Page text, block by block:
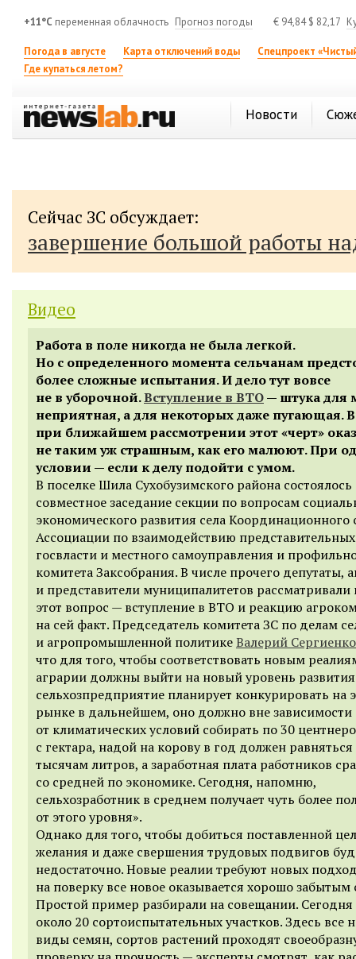
+11°C переменная облачность Прогноз погоды € 94,84$ 82,17
Погода в августе Карта отключений воды
Спецпроект
Где купаться летом?
Новости
Сейчас ЗС обсуждает:
завершение большой работы
Видео
Работа в поле никогда не была легкой.
Но с определенного момента сельчанам
более сложные испытания. И дело тут вовсе
не в уборочной.Вступление в ВТО— штука для
неприятная, а для некоторых даже пугающая.
при ближайшем рассмотрении этот «черт»
не таким уж страшным, как его малюют. При
условии — если к делу подойти с умом.
В поселке Шила Сухобузимского района состоялось
совместное заседание секции по вопросам
экономического развития села Координационного
Ассоциации по взаимодействию
госвласти и местного самоуправления и
комитета Заксобрания. В числе прочего депутаты,
и представители муниципалитетов рассматривали
этот вопрос — вступление в ВТО и реакцию
на сей факт. Председатель комитета ЗС по делам
и агропромышленной политикеВалерий Сергиенко
что для того, чтобы соответствовать новым
аграрии должны выйти на новый уровень
сельхозпредприятие планирует конкурировать на
рынке в дальнейшем, оно должно вне зависимости
от климатических условий собирать по 30
с гектара, надой на корову в год должен
тысячам литров, а заработная плата работников
со средней по экономике. Сегодня, напомню,
сельхозработник в среднем получает чуть более
от этого уровня».
Однако для того, чтобы добиться поставленной
желания и даже свершения трудовых подвигов
недостаточно. Новые реалии требуют новых
на поверку все новое оказывается хорошо забытым
Простой пример разбирали на совещании. Сегодня
около 20 сортоиспытательных участков. Здесь все
виды семян, сортов растений проходят